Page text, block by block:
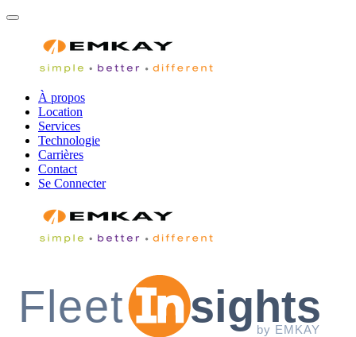
À propos
Location
Services
Technologie
Carrières
Contact
Se Connecter
Fleet sights
by EMKAY